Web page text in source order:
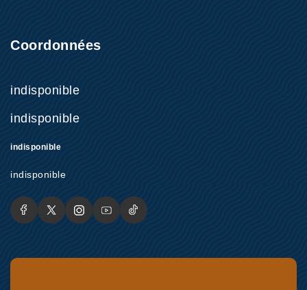
Coordonnées
indisponible
indisponible
indisponible
indisponible